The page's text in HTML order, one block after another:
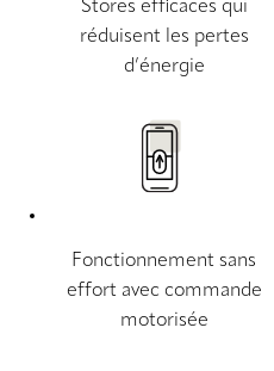
Stores efficaces qui
réduisent les pertes
d’énergie
Fonctionnement sans
effort avec commande
motorisée